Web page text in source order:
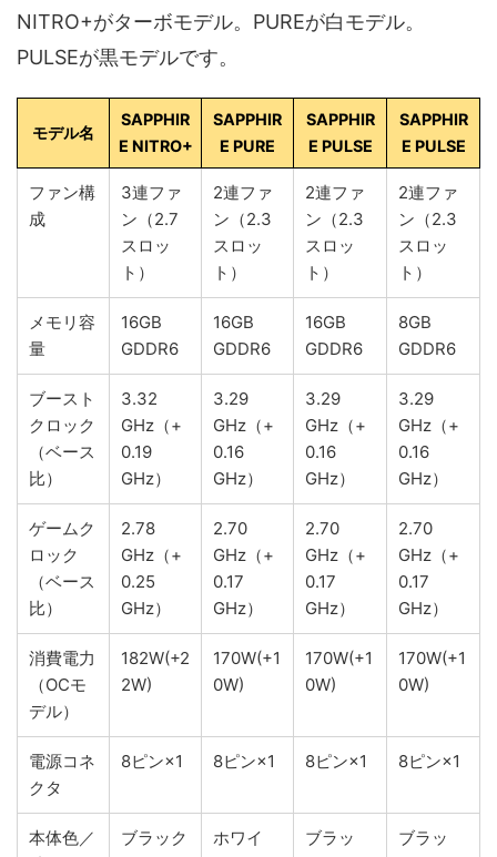
NITRO+がターボモデル。PUREが白モデル。
PULSEが黒モデルです。
モデル名
SAPPHIR
E NITRO+
SAPPHIR
E PURE
SAPPHIR
E PULSE
SAPPHIR
E PULSE
ファン構
成
3連ファ
ン（2.7
スロッ
ト）
2連ファ
ン（2.3
スロッ
ト）
2連ファ
ン（2.3
スロッ
ト）
2連ファ
ン（2.3
スロッ
ト）
メモリ容
量
16GB
GDDR6
16GB
GDDR6
16GB
GDDR6
8GB
GDDR6
ブースト
クロック
（ベース
比）
3.32
GHz（+
0.19
GHz）
3.29
GHz（+
0.16
GHz）
3.29
GHz（+
0.16
GHz）
3.29
GHz（+
0.16
GHz）
ゲームク
ロック
（ベース
比）
2.78
GHz（+
0.25
GHz）
2.70
GHz（+
0.17
GHz）
2.70
GHz（+
0.17
GHz）
2.70
GHz（+
0.17
GHz）
消費電力
（OCモ
デル）
182W(+2
2W)
170W(+1
0W)
170W(+1
0W)
170W(+1
0W)
電源コネ
クタ
8ピン×1 8ピン×1 8ピン×1 8ピン×1
本体色／
ブラック
ホワイ
ブラッ
ブラッ